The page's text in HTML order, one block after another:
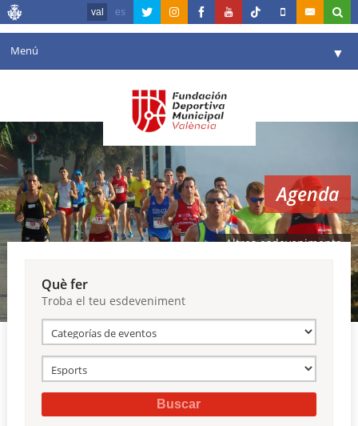
val es
Menú ▼
Agenda
Instal·lacions
Comunicació ▼
València en esport ▼
Reserves
Agenda
Altres esdeveniments
Què fer
Troba el teu esdeveniment